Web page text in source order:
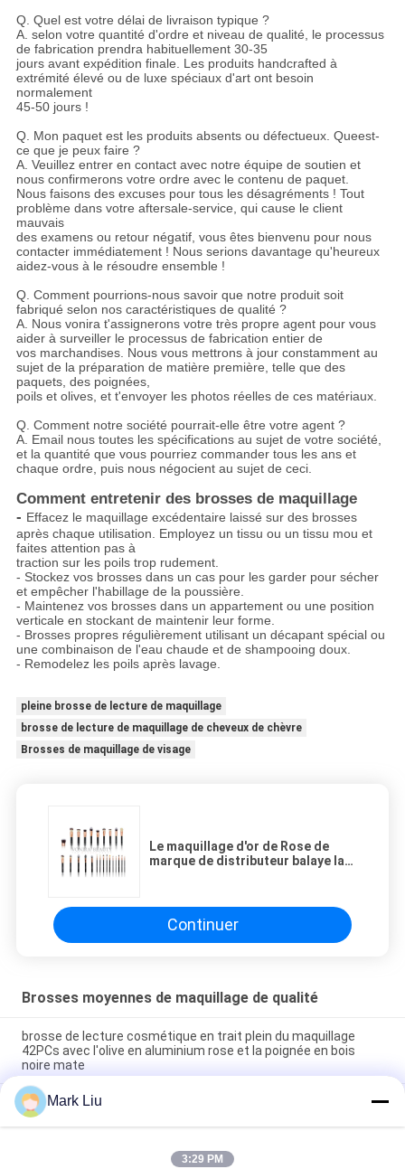
Q. Quel est votre délai de livraison typique ?
A. selon votre quantité d'ordre et niveau de qualité, le processus
de fabrication prendra habituellement 30-35
jours avant expédition finale. Les produits handcrafted à
extrémité élevé ou de luxe spéciaux d'art ont besoin
normalement
45-50 jours !
Q. Mon paquet est les produits absents ou défectueux. Queest-
ce que je peux faire ?
A. Veuillez entrer en contact avec notre équipe de soutien et
nous confirmerons votre ordre avec le contenu de paquet.
Nous faisons des excuses pour tous les désagréments ! Tout
problème dans votre aftersale-service, qui cause le client
mauvais
des examens ou retour négatif, vous êtes bienvenu pour nous
contacter immédiatement ! Nous serions davantage qu'heureux
aidez-vous à le résoudre ensemble !
Q. Comment pourrions-nous savoir que notre produit soit
fabriqué selon nos caractéristiques de qualité ?
A. Nous vonira t'assignerons votre très propre agent pour vous
aider à surveiller le processus de fabrication entier de
vos marchandises. Nous vous mettrons à jour constamment au
sujet de la préparation de matière première, telle que des
paquets, des poignées,
poils et olives, et t'envoyer les photos réelles de ces matériaux.
Q. Comment notre société pourrait-elle être votre agent ?
A. Email nous toutes les spécifications au sujet de votre société,
et la quantité que vous pourriez commander tous les ans et
chaque ordre, puis nous négocient au sujet de ceci.
Comment entretenir des brosses de maquillage
- Effacez le maquillage excédentaire laissé sur des brosses
après chaque utilisation. Employez un tissu ou un tissu mou et
faites attention pas à
traction sur les poils trop rudement.
- Stockez vos brosses dans un cas pour les garder pour sécher
et empêcher l'habillage de la poussière.
- Maintenez vos brosses dans un appartement ou une position
verticale en stockant de maintenir leur forme.
- Brosses propres régulièrement utilisant un décapant spécial ou
une combinaison de l'eau chaude et de shampooing doux.
- Remodelez les poils après lavage.
pleine brosse de lecture de maquillage
brosse de lecture de maquillage de cheveux de chèvre
Brosses de maquillage de visage
Le maquillage d'or de Rose de
marque de distributeur balaye la
Continuer
Brosses moyennes de maquillage de qualité
brosse de lecture cosmétique en trait plein du maquillage
42PCs avec l'olive en aluminium rose et la poignée en bois
noire mate
Le maquillage adapté aux besoins du client de marque de
distributeur balaye 24pcs avec deux couleurs pour choisir
Brosses naturelles de maquillage de cheveux de chèvre de
Mark Liu
3:29 PM